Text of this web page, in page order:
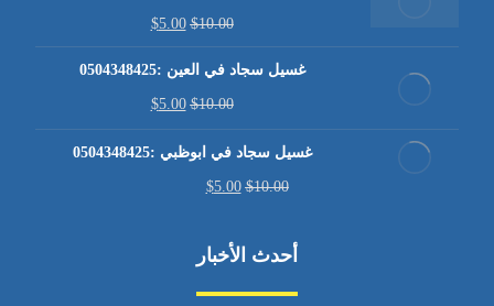
$10.00
$5.00
غسيل سجاد في العين :0504348425
$10.00
$5.00
غسيل سجاد في ابوظبي :0504348425
$10.00
$5.00
أحدث الأخبار